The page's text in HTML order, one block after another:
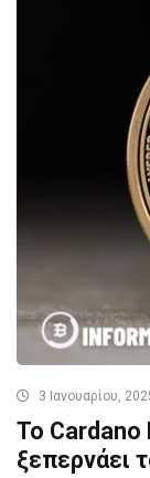
3 Ιανουαρίου,
Το Cardano
ξεπερνάει